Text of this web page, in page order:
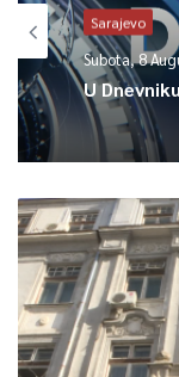
Sarajevo
Subota, 8
U